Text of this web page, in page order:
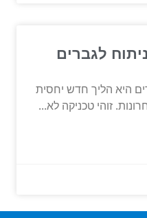
לגברים
היא הליך חדש יחסית
זוהי טכניקה לא...